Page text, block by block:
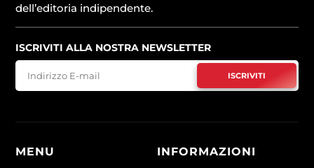
dell’editoria indipendente.
ISCRIVITI ALLA NOSTRA NEWSLETTER
ISCRIVITI
MENU INFORMAZIONI